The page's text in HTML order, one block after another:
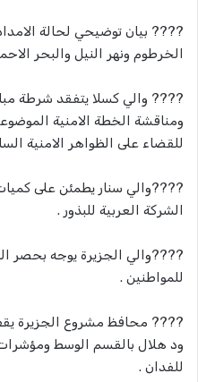
????‬‏ بيان توضيحي لحالة
الخرطوم ونهر النيل والبحر
????‬‏ والي كسلا يتفقد شرطة
ومناقشة الخطة الامنية
للقضاء على الظواهر الامنية
????‬‏والي سنار يطمئن على
الشركة العربية للبذور .
????‬‏والي الجزيرة يوجه بحصر
للمواطنين .
????‬‏ محافظ مشروع الجزيرة
للفدان .